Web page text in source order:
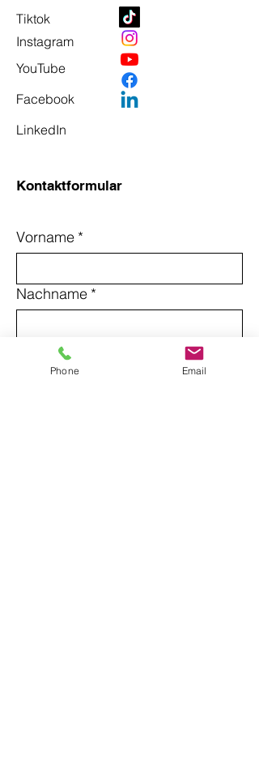
Tiktok
Instagram
YouTube
Facebook
LinkedIn
Kontaktformular
Vorname *
Nachname *
*
Phone Email